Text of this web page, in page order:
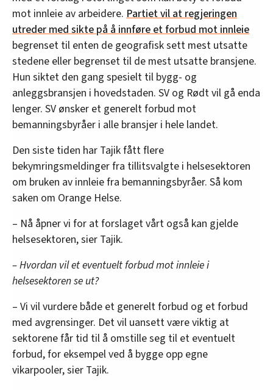
mot innleie av arbeidere. Partiet vil at regjeringen
utreder med sikte på å innføre et forbud mot innleie
begrenset til enten de geografisk sett mest utsatte
stedene eller begrenset til de mest utsatte bransjene.
Hun siktet den gang spesielt til bygg- og
anleggsbransjen i hovedstaden. SV og Rødt vil gå enda
lenger. SV ønsker et generelt forbud mot
bemanningsbyråer i alle bransjer i hele landet.
Den siste tiden har Tajik fått flere
bekymringsmeldinger fra tillitsvalgte i helsesektoren
om bruken av innleie fra bemanningsbyråer. Så kom
saken om Orange Helse.
– Nå åpner vi for at forslaget vårt også kan gjelde
helsesektoren, sier Tajik.
– Hvordan vil et eventuelt forbud mot innleie i
helsesektoren se ut?
– Vi vil vurdere både et generelt forbud og et forbud
med avgrensinger. Det vil uansett være viktig at
sektorene får tid til å omstille seg til et eventuelt
forbud, for eksempel ved å bygge opp egne
vikarpooler, sier Tajik.